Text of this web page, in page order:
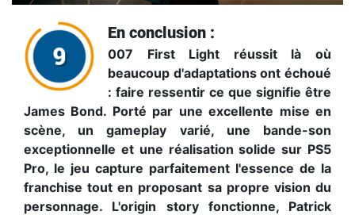
En conclusion :
007 First Light réussit là où
beaucoup d'adaptations ont échoué
: faire ressentir ce que signifie être
James Bond. Porté par une excellente mise en
scène, un gameplay varié, une bande-son
exceptionnelle et une réalisation solide sur PS5
Pro, le jeu capture parfaitement l'essence de la
franchise tout en proposant sa propre vision du
personnage. L'origin story fonctionne, Patrick